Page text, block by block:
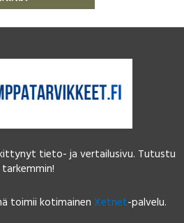
tieto- ja vertailusivu. Tutustu
tarkemmin!
toimii kotimainen Xetnet-palvelu.